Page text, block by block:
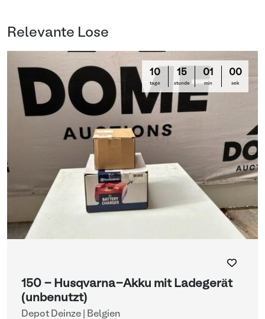
Relevante Lose
10
tage
15
stunde
01
min
00
sek
150 - Husqvarna-Akku mit Ladegerät
(unbenutzt)
Depot Deinze | Belgien